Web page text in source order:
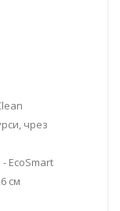
чрез
EcoSmart
см